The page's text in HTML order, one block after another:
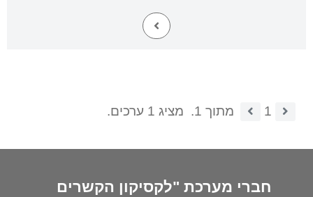
1 מתוך 1. מציג 1 ערכים.
חברי מערכת "לקסיקון הקשרים